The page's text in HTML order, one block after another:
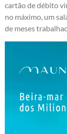
cartão de débito
no máximo, um
de meses